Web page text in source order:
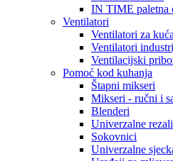
IN TIME paletna
Ventilatori
Ventilatori za
Ventilatori
Ventilacijski
Pomoć kod kuhanja
Štapni mikseri
Mikseri - ručni i
Blenderi
Univerzalne
Sokovnici
Univerzalne